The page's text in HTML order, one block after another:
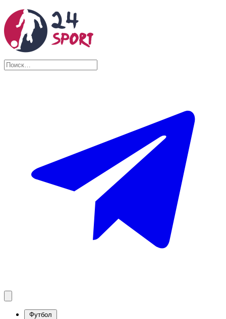
Футбол